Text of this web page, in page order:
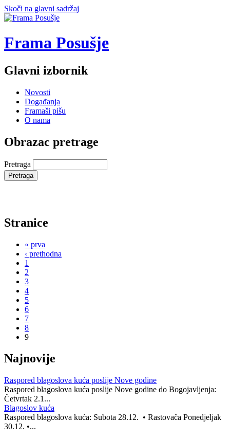
Skoči na glavni sadržaj
Frama Posušje
Glavni izbornik
Novosti
Događanja
Framaši pišu
O nama
Obrazac pretrage
Pretraga
Stranice
« prva
‹ prethodna
1
2
3
4
5
6
7
8
9
Najnovije
Raspored blagoslova kuća poslije Nove godine
Raspored blagoslova kuća poslije Nove godine do Bogojavljenja:
Četvrtak 2.1...
Blagoslov kuća
Raspored blagoslova kuća: Subota 28.12. • Rastovača Ponedjeljak
30.12. •...